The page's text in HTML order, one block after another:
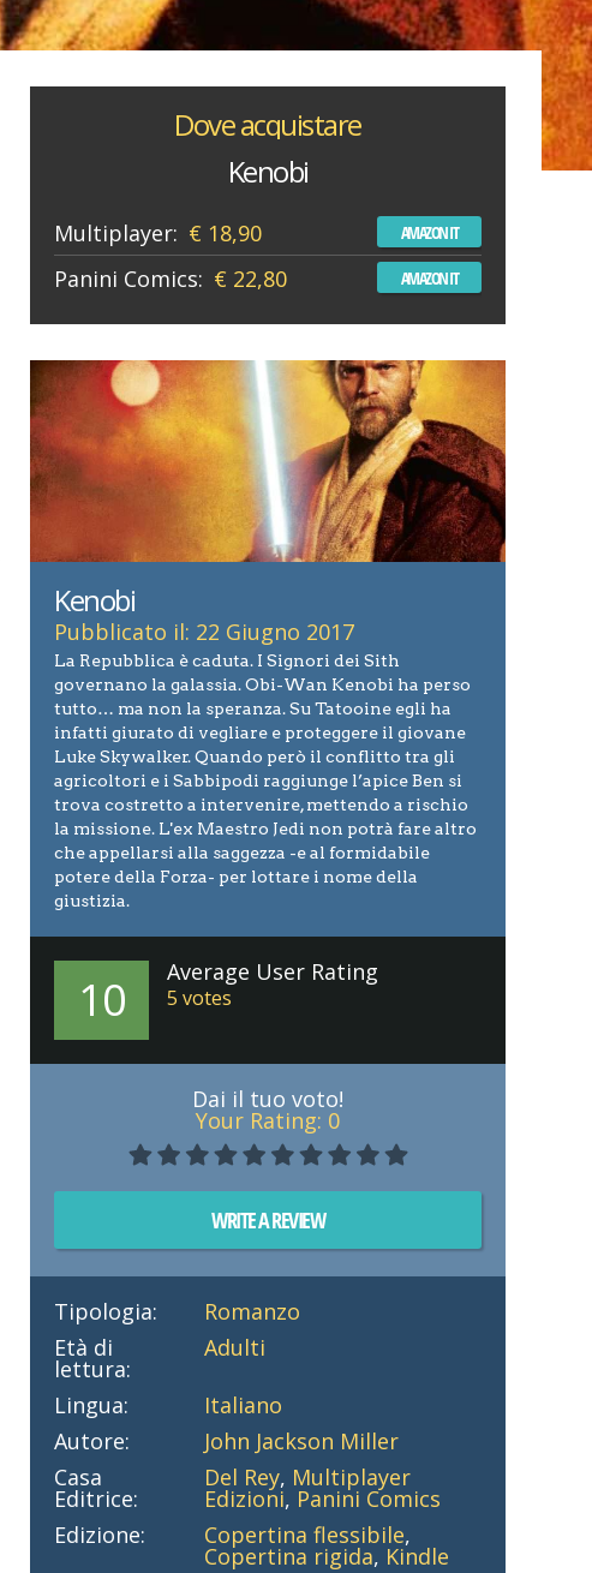
Dove acquistare
Kenobi
Multiplayer: € 18,90 AMAZON IT
Panini Comics: € 22,80 AMAZON IT
Kenobi
Pubblicato il: 22 Giugno 2017
La Repubblica è caduta. I Signori dei Sith
governano la galassia. Obi-Wan Kenobi ha perso
tutto… ma non la speranza. Su Tatooine egli ha
infatti giurato di vegliare e proteggere il giovane
Luke Skywalker. Quando però il conflitto tra gli
agricoltori e i Sabbipodi raggiunge l’apice Ben si
trova costretto a intervenire, mettendo a rischio
la missione. L'ex Maestro Jedi non potrà fare altro
che appellarsi alla saggezza -e al formidabile
potere della Forza- per lottare i nome della
giustizia.
10 Average User Rating
5 votes
Dai il tuo voto!
Your Rating: 0
WRITE A REVIEW
Tipologia:
Romanzo
Età di
lettura:
Adulti
Lingua:
Italiano
Autore:
John Jackson Miller
Casa
Editrice:
Del Rey, Multiplayer
Edizioni, Panini Comics
Edizione:
Copertina flessibile,
Copertina rigida, Kindle